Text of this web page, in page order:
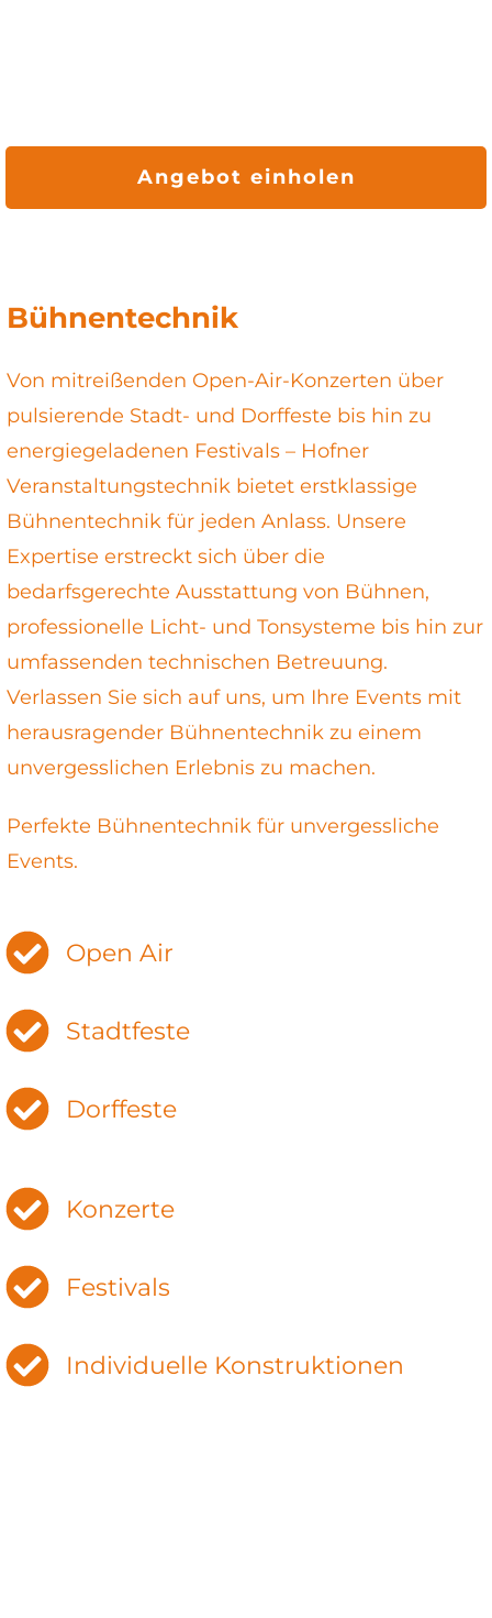
Angebot einholen
Bühnentechnik
Von mitreißenden Open-Air-Konzerten über
pulsierende Stadt- und Dorffeste bis hin zu
energiegeladenen Festivals – Hofner
Veranstaltungstechnik bietet erstklassige
Bühnentechnik für jeden Anlass. Unsere
Expertise erstreckt sich über die
bedarfsgerechte Ausstattung von Bühnen,
professionelle Licht- und Tonsysteme bis hin zur
umfassenden technischen Betreuung.
Verlassen Sie sich auf uns, um Ihre Events mit
herausragender Bühnentechnik zu einem
unvergesslichen Erlebnis zu machen.
Perfekte Bühnentechnik für unvergessliche
Events.
Open Air
Stadtfeste
Dorffeste
Konzerte
Festivals
Individuelle Konstruktionen